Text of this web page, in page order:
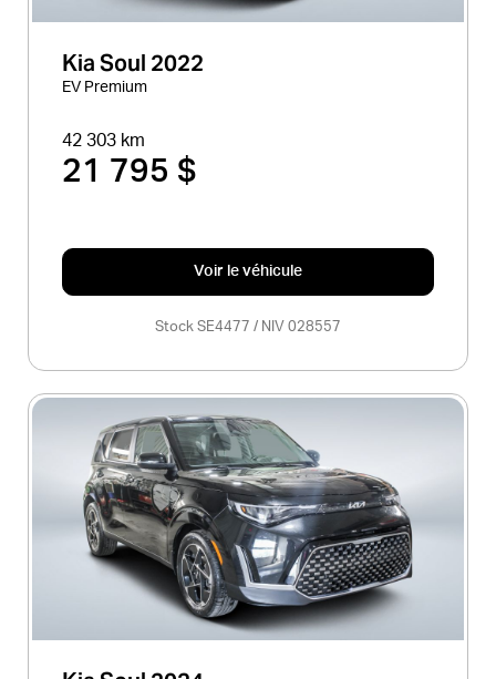
Kia Soul 2022
EV Premium
42 303 km
21 795 $
Voir le véhicule
Stock SE4477 / NIV 028557